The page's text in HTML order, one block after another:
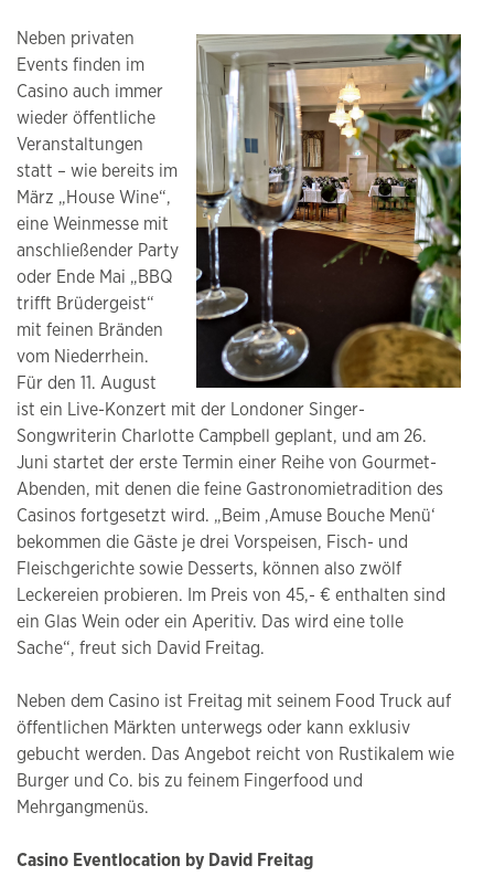
Neben privaten
Events finden im
Casino auch immer
wieder öffentliche
Veranstaltungen
statt – wie bereits im
März „House Wine“,
eine Weinmesse mit
anschließender Party
oder Ende Mai „BBQ
trifft Brüdergeist“
mit feinen Bränden
vom Niederrhein.
Für den 11. August
ist ein Live-Konzert mit der Londoner Singer-
Songwriterin Charlotte Campbell geplant, und am 26.
Juni startet der erste Termin einer Reihe von Gourmet-
Abenden, mit denen die feine Gastronomietradition des
Casinos fortgesetzt wird. „Beim ‚Amuse Bouche Menü‘
bekommen die Gäste je drei Vorspeisen, Fisch- und
Fleischgerichte sowie Desserts, können also zwölf
Leckereien probieren. Im Preis von 45,- € enthalten sind
ein Glas Wein oder ein Aperitiv. Das wird eine tolle
Sache“, freut sich David Freitag.
Neben dem Casino ist Freitag mit seinem Food Truck auf
öffentlichen Märkten unterwegs oder kann exklusiv
gebucht werden. Das Angebot reicht von Rustikalem wie
Burger und Co. bis zu feinem Fingerfood und
Mehrgangmenüs.
Casino Eventlocation by David Freitag